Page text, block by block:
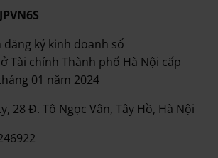
ký kinh doanh số
Tài chính Thành phố Hà Nội cấp
01 năm 2024
28 Đ. Tô Ngọc Vân, Tây Hồ, Hà Nội